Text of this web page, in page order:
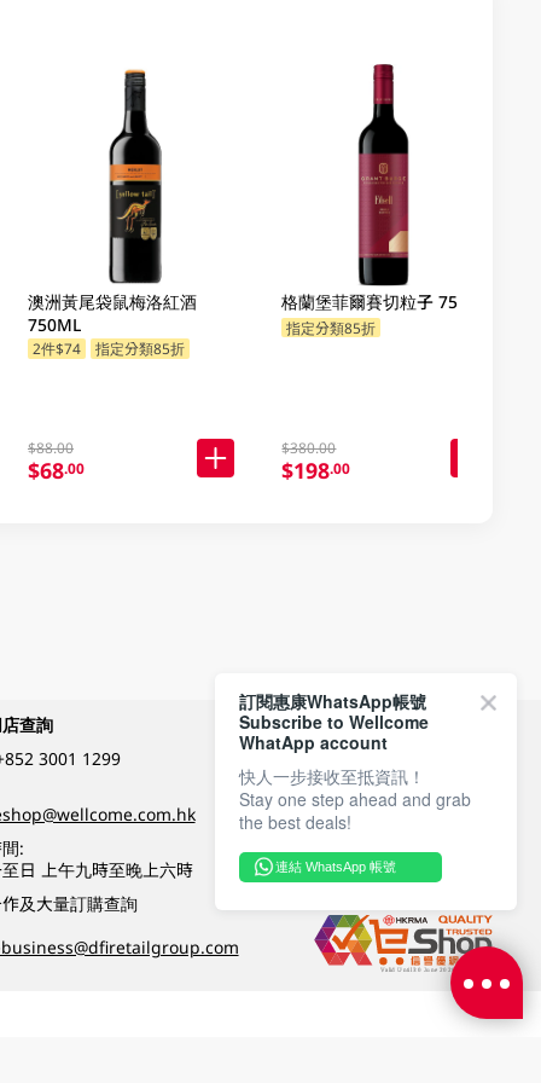
澳洲黃尾袋鼠梅洛紅酒
750ML
2件$74 指定分類85折
$88.00
$68.00
格蘭堡菲爾賽切粒子 750ML
指定分類85折
$380.00
$198.00
查詢
3001 1299
:
日 上午九時至晚上六時
及大量訂購查詢
付款方式
關注我們
訂閱惠康WhatsApp帳號
Subscribe to Wellcome
WhatApp account
快人一步接收至抵資訊！
Stay one step ahead and grab
the best deals!
連結 WhatsApp 帳號